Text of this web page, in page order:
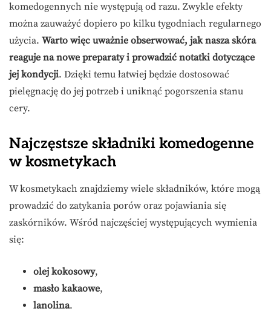
komedogennych nie występują od razu. Zwykle efekty
można zauważyć dopiero po kilku tygodniach regularnego
użycia. Warto więc uważnie obserwować, jak nasza skóra
reaguje na nowe preparaty i prowadzić notatki dotyczące
jej kondycji. Dzięki temu łatwiej będzie dostosować
pielęgnację do jej potrzeb i uniknąć pogorszenia stanu
cery.
Najczęstsze składniki komedogenne
w kosmetykach
W kosmetykach znajdziemy wiele składników, które mogą
prowadzić do zatykania porów oraz pojawiania się
zaskórników. Wśród najczęściej występujących wymienia
się:
olej kokosowy,
masło kakaowe,
lanolina.